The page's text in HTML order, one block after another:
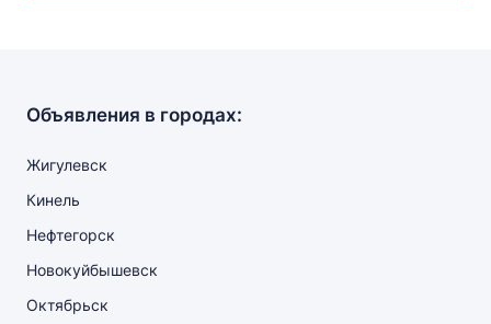
Объявления в городах:
Жигулевск
Кинель
Нефтегорск
Новокуйбышевск
Октябрьск